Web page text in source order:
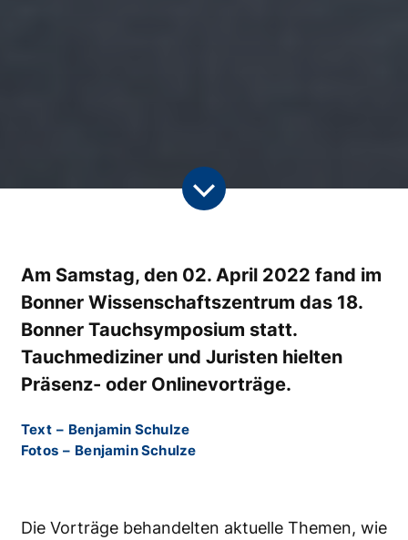
Am Samstag, den 02. April 2022 fand im
Bonner Wissenschaftszentrum das 18.
Bonner Tauchsymposium statt.
Tauchmediziner und Juristen hielten
Präsenz- oder Onlinevorträge.
Text – Benjamin Schulze
Fotos – Benjamin Schulze
Die Vorträge behandelten aktuelle Themen, wie